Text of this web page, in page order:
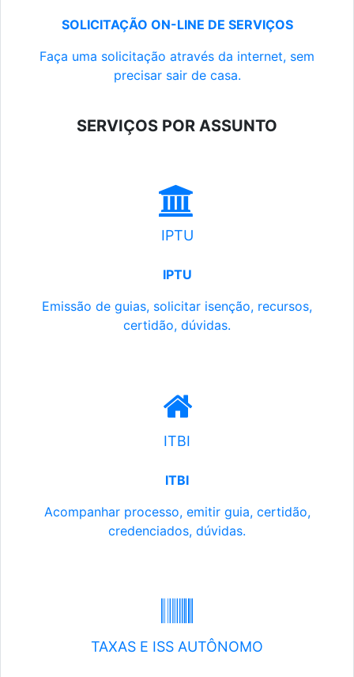
SOLICITAÇÃO ON-LINE DE SERVIÇOS
Faça uma solicitação através da internet, sem
precisar sair de casa.
SERVIÇOS POR ASSUNTO
IPTU
IPTU
Emissão de guias, solicitar isenção, recursos,
certidão, dúvidas.
ITBI
ITBI
Acompanhar processo, emitir guia, certidão,
credenciados, dúvidas.
TAXAS E ISS AUTÔNOMO